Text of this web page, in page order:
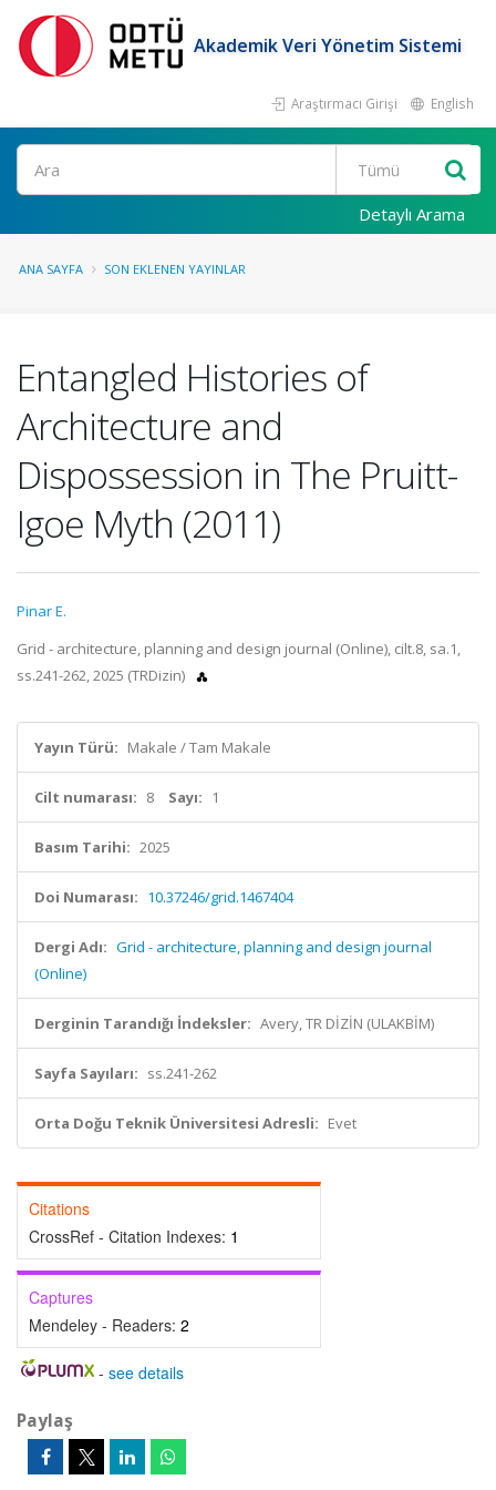
Akademik Veri Yönetim Sistemi
Araştırmacı Girişi English
Ara
Detaylı Arama
ANA SAYFA SON EKLENEN YAYINLAR
Entangled Histories of
Architecture and
Dispossession in The Pruitt-
Igoe Myth (2011)
Pinar E.
Grid - architecture, planning and design journal (Online), cilt.8, sa.1,
ss.241-262, 2025 (TRDizin)
Yayın Türü: Makale / Tam Makale
Cilt numarası: 8 Sayı: 1
Basım Tarihi: 2025
Doi Numarası: 10.37246/grid.1467404
Dergi Adı: Grid - architecture, planning and design journal
(Online)
Derginin Tarandığı İndeksler: Avery, TR DİZİN (ULAKBİM)
Sayfa Sayıları: ss.241-262
Orta Doğu Teknik Üniversitesi Adresli: Evet
Citations
CrossRef - Citation Indexes: 1
Captures
Mendeley - Readers: 2
- see details
Paylaş